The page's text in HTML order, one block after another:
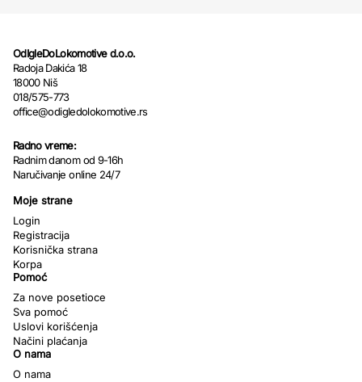
OdIgleDoLokomotive d.o.o.
Radoja Dakića 18
18000 Niš
018/575-773
office@odigledolokomotive.rs
Radno vreme:
Radnim danom od 9-16h
Naručivanje online 24/7
Moje strane
Login
Registracija
Korisnička strana
Korpa
Pomoć
Za nove posetioce
Sva pomoć
Uslovi korišćenja
Načini plaćanja
O nama
O nama